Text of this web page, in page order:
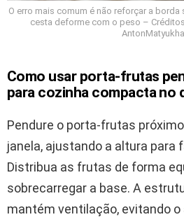
O erro mais comum é não reforçar a
cesta deforme com o peso –
AntonMatyukha
Como usar porta-frutas
para cozinha compacta no
Pendure o porta-frutas
janela, ajustando a altura para
Distribua as frutas de forma
sobrecarregar a base. A
mantém ventilação, evitando